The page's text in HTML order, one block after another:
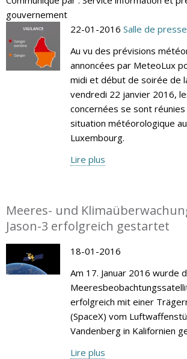
gouvernement
22-01-2016 Salle de presse
Au vu des prévisions
annoncées par MeteoLux
midi et début de soirée de
vendredi 22 janvier 2016,
concernées se sont réunies
situation météorologique
Luxembourg.
Lire plus
Meeres- und
Jason-3 erfolgreich gestartet
18-01-2016
Am 17. Januar 2016 wurde
erfolgreich mit einer
(SpaceX) vom
Vandenberg in Kalifornien
Lire plus